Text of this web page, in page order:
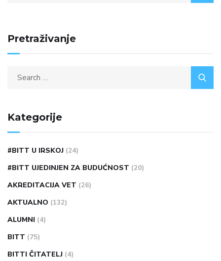
Pretraživanje
Kategorije
#BITT U IRSKOJ (24)
#BITT UJEDINJEN ZA BUDUĆNOST (20)
AKREDITACIJA VET (26)
AKTUALNO (132)
ALUMNI (4)
BITT (75)
BITTI ČITATELJ (4)